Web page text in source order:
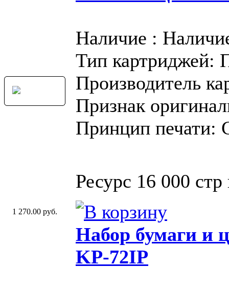
Наличие :
Тип картриджей:
Производитель
Признак
Принцип печати:
Ресурс 16 000
1 270.00 руб.
Набор бумаги и
KP-72IP